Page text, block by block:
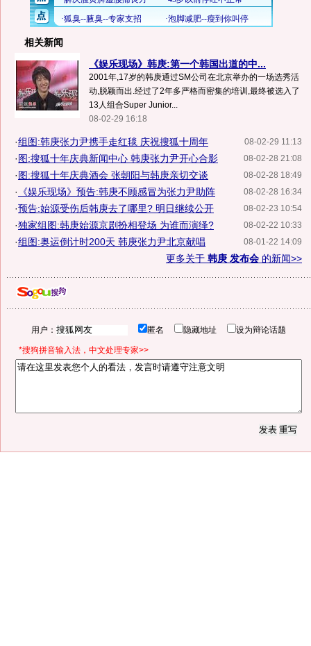
相关新闻
《娱乐现场》韩庚:第一个韩国出道的中...
2001年,17岁的韩庚通过SM公司在北京举办的一场选秀活
动,脱颖而出.经过了2年多严格而密集的培训,最终被选入了
13人组合Super Junior...
08-02-29 16:18
08-02-29 11:13
·组图:韩庚张力尹携手走红毯 庆祝搜狐十周年
08-02-28 21:08
·图:搜狐十年庆典新闻中心 韩庚张力尹开心合影
08-02-28 18:49
·图:搜狐十年庆典酒会 张朝阳与韩庚亲切交谈
08-02-28 16:34
· 《娱乐现场》预告:韩庚不顾感冒为张力尹助阵
08-02-23 10:54
·预告:始源受伤后韩庚去了哪里? 明日继续公开
08-02-22 10:33
·独家组图:韩庚始源京剧扮相登场 为谁而演绎?
08-01-22 14:09
·组图:奥运倒计时200天 韩庚张力尹北京献唱
更多关于 韩庚 发布会 的新闻>>
用户： 匿名 隐藏地址 设为辩论话题
*搜狗拼音输入法，中文处理专家>>